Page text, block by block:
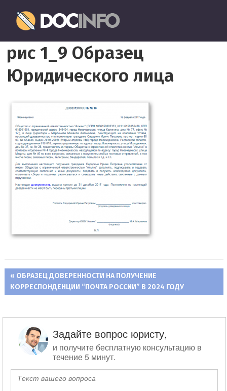
перейти
к
содержимому
оформление
и
заполнение
документов
рис 1_9 Образец
Юридического лица
Навигация
записям
ПРЕДЫДУЩАЯ
ЗАПИСЬ:
ОБРАЗЕЦ ДОВЕРЕННОСТИ НА ПОЛУЧЕНИЕ
КОРРЕСПОНДЕНЦИИ “ПОЧТА РОССИИ” В 2024 ГОДУ